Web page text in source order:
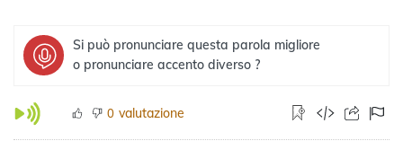
Si può pronunciare questa parola migliore
o pronunciare accento diverso ?
0 valutazione